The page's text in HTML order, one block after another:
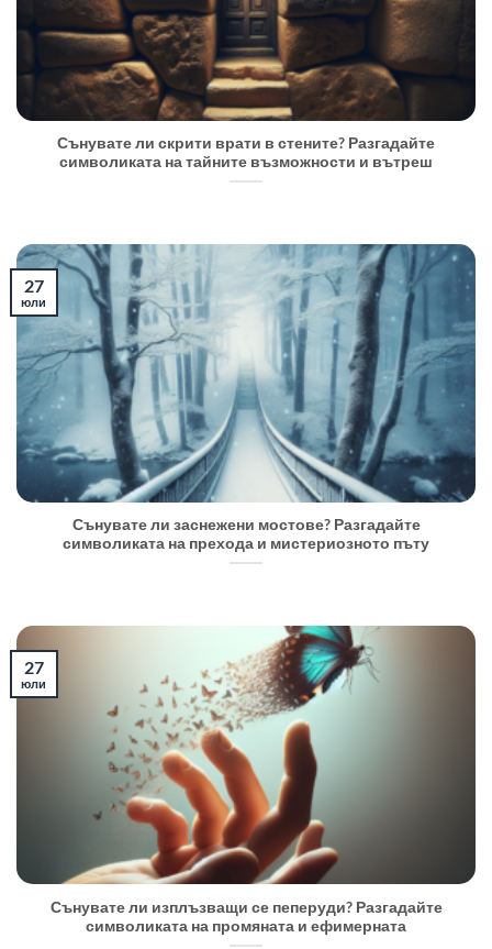
Сънувате ли скрити врати в стените? Разгадайте
символиката на тайните възможности и вътреш
Сънувате ли заснежени мостове? Разгадайте
символиката на прехода и мистериозното пъту
27
юли
Сънувате ли изплъзващи се пеперуди? Разгадайте
символиката на промяната и ефимерната
27
юли